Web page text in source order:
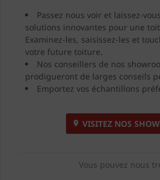
Passez nous voir et laissez-
solutions innovantes pour une
Examinez-les, saisissez-les et
votre future toiture.
Nos conseillers de nos
prodigueront de larges conseils
Emportez vos échantillons
VISITEZ NOS
Vous pouvez nous